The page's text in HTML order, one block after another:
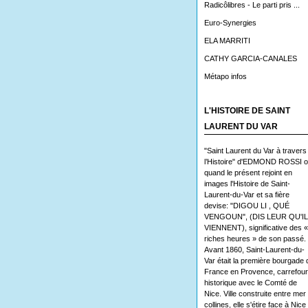
Radicôlibres - Le parti pris ...
Euro-Synergies
ELA MARRITI
CATHY GARCIA-CANALES
Métapo infos
L'HISTOIRE DE SAINT
LAURENT DU VAR
"Saint Laurent du Var à travers
l’Histoire" d'EDMOND ROSSI
quand le présent rejoint en
images l'Histoire de Saint-
Laurent-du-Var et sa fière
devise: "DIGOU LI , QUÉ
VENGOUN", (DIS LEUR
VIENNENT), significative des «
riches heures » de son passé.
Avant 1860, Saint-Laurent-du-
Var était la première bourgade
France en Provence, carrefour
historique avec le Comté de
Nice. Ville construite entre mer
collines, elle s'étire face à Nice